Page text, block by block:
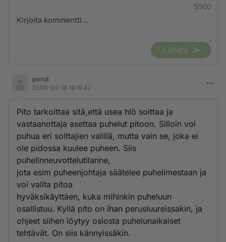
5000
Lähetä
porlot
2009-09-18 19:19:42
Pito tarkoittaa sitä,että usea hlö soittaa ja
vastaanottaja asettaa puhelut pitoon. Silloin voi
puhua eri soittajien valillä, mutta vain se, joka ei
ole pidossa kuulee puheen. Siis
puhelinneuvottelutilanne,
jota esim puheenjohtaja säätelee puhelimestaan ja
voi valita pitoa
hyväksikäyttäen, kuka mihinkin puheluun
osallistuu. Kyllä pito on ihan perusluureissakin, ja
ohjeet siihen löytyy osiosta puhelunaikaiset
tehtävät. On siis kännyissäkin.